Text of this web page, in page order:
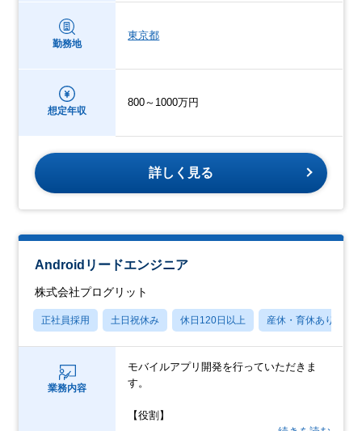
勤務地
東京都
想定年収
800～1000万円
詳しく見る
Androidリードエンジニア
株式会社プログリット
正社員採用 土日祝休み 休日120日以上 産休・育休あり
業務内容
モバイルアプリ開発を行っていただきま
す。
【役割】